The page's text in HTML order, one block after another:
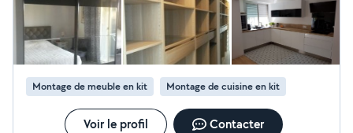
Montage de meuble en kit Montage de cuisine en kit
Voir le profil Contacter